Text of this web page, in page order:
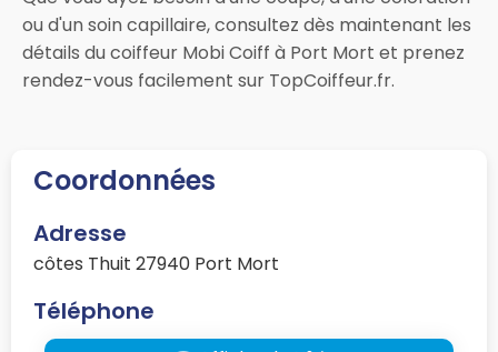
ou d'un soin capillaire, consultez dès maintenant les
détails du coiffeur Mobi Coiff à Port Mort et prenez
rendez-vous facilement sur TopCoiffeur.fr.
Coordonnées
Adresse
côtes Thuit 27940 Port Mort
Téléphone